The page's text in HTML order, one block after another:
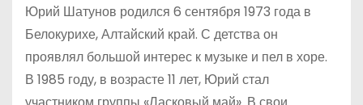
Юрий Шатунов родился 6 сентября 1973 года в
Белокурихе, Алтайский край. С детства он
проявлял большой интерес к музыке и пел в хоре.
В 1985 году, в возрасте 11 лет, Юрий стал